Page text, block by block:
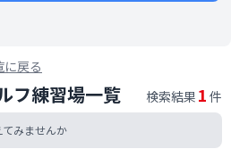
戻る
フ練習場一覧 検索結果 1 件
てみませんか